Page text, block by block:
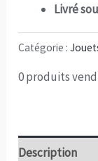
Livré
Catégorie :
0produits
Description